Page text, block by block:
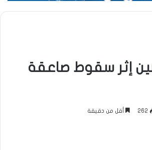
إثر سقوط صاعقة
262 أقل من دقيقة